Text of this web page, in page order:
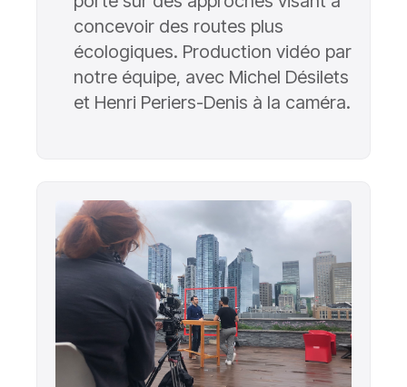
concevoir des routes plus
écologiques. Production vidéo par
notre équipe, avec Michel Désilets
et Henri Periers-Denis à la caméra.